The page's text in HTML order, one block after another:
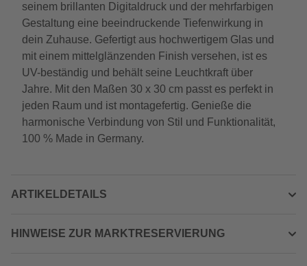
seinem brillanten Digitaldruck und der mehrfarbigen
Gestaltung eine beeindruckende Tiefenwirkung in
dein Zuhause. Gefertigt aus hochwertigem Glas und
mit einem mittelglänzenden Finish versehen, ist es
UV-beständig und behält seine Leuchtkraft über
Jahre. Mit den Maßen 30 x 30 cm passt es perfekt in
jeden Raum und ist montagefertig. Genieße die
harmonische Verbindung von Stil und Funktionalität,
100 % Made in Germany.
ARTIKELDETAILS
HINWEISE ZUR MARKTRESERVIERUNG